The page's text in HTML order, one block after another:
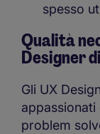
spesso
Qualità
Designer
Gli UX
problem